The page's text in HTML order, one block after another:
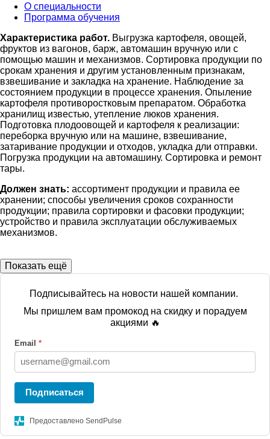
О специальности
Программа обучения
Характеристика работ. Выгрузка картофеля, овощей,
фруктов из вагонов, барж, автомашин вручную или с
помощью машин и механизмов. Сортировка продукции по
срокам хранения и другим установленным признакам,
взвешивание и закладка на хранение. Наблюдение за
состоянием продукции в процессе хранения. Опыление
картофеля противоростковым препаратом. Обработка
хранилищ известью, утепление люков хранения.
Подготовка плодоовощей и картофеля к реализации:
переборка вручную или на машине, взвешивание,
затаривание продукции и отходов, укладка дли отправки.
Погрузка продукции на автомашину. Сортировка и ремонт
тары.
Должен знать: ассортимент продукции и правила ее
хранении; способы увеличения сроков сохранности
продукции; правила сортировки и фасовки продукции;
устройство и правила эксплуатации обслуживаемых
механизмов.
Показать ещё
Подписывайтесь на новости нашей компании.
Мы пришлем вам промокод на скидку и порадуем
акциями 🔥
Email *
Подписаться
Предоставлено SendPulse